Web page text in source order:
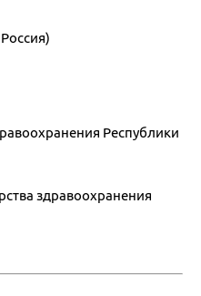
Республики
здравоохранения